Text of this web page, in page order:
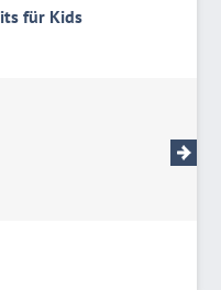
für Kids